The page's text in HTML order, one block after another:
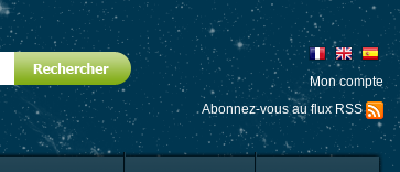
Mon compte
Abonnez-vous au flux RSS